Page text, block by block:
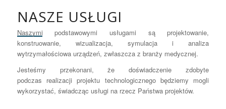
NASZE USŁUGI
Naszymi podstawowymi usługami są projektowanie,
konstruowanie, wizualizacja, symulacja i analiza
wytrzymałościowa urządzeń, zwłaszcza z branży medycznej.
Jesteśmy przekonani, że doświadczenie zdobyte
podczas realizacji projektu technologicznego będziemy mogli
wykorzystać, świadcząc usługi na rzecz Państwa projektów.